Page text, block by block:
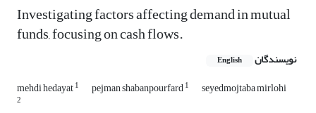
Investigating factors affecting demand in mutual
funds, focusing on cash flows.
نویسندگان English
mehdi hedayat1 pejman shabanpourfard1 seyedmojtaba mirlohi
2